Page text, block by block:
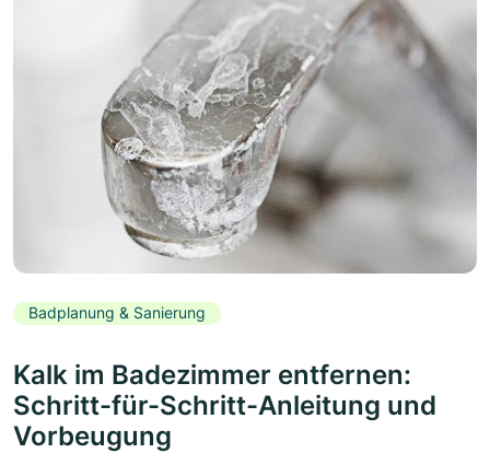
Badplanung & Sanierung
Kalk im Badezimmer entfernen:
Schritt-für-Schritt-Anleitung und
Vorbeugung